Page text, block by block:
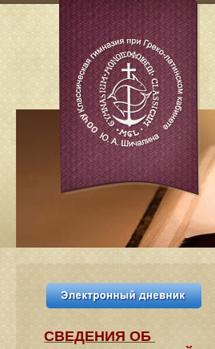
СВЕДЕНИЯ​ ОБ